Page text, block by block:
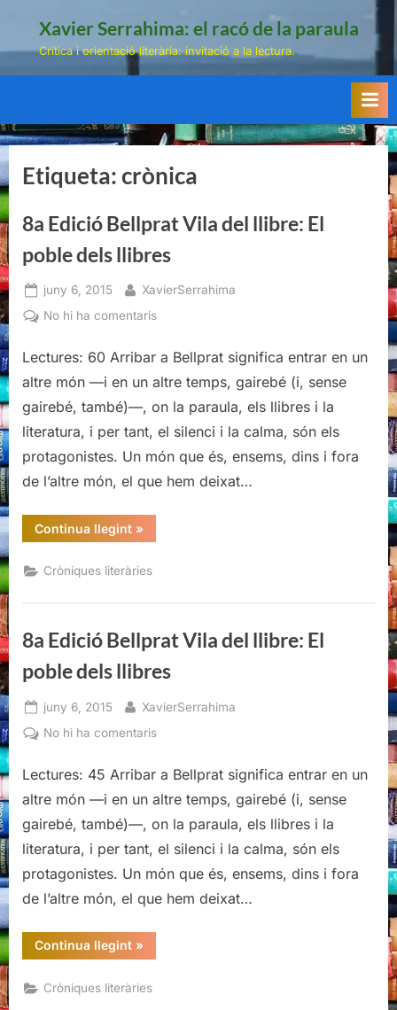
Xavier Serrahima: el racó de la paraula
Crítica i orientació literària: invitació a la lectura.
Etiqueta:crònica
8a Edició Bellprat Vila del llibre: El
poble dels llibres
Posted
on
juny 6, 2015 By
XavierSerrahima
No hi ha comentarisa
Edició
Bellprat
del
llibre:
El
poble
Lectures: 60 Arribar a Bellprat significa entrar en un
altre món —i en un altre temps, gairebé (i, sense
gairebé, també)—, on la paraula, els llibres i la
literatura, i per tant, el silenci i la calma, són els
protagonistes. Un món que és, ensems, dins i fora
de l’altre món, el que hem deixat…
Continua llegint“8a
Edició
Vila
del
El
llibres”
»
Cròniques literàries
8a Edició Bellprat Vila del llibre: El
poble dels llibres
Posted
on
juny 6, 2015 By
XavierSerrahima
No hi ha comentarisa
Edició
Bellprat
del
llibre:
El
poble
Lectures: 45 Arribar a Bellprat significa entrar en un
altre món —i en un altre temps, gairebé (i, sense
gairebé, també)—, on la paraula, els llibres i la
literatura, i per tant, el silenci i la calma, són els
protagonistes. Un món que és, ensems, dins i fora
de l’altre món, el que hem deixat…
Continua llegint“8a
Edició
Vila
del
»
Cròniques literàries